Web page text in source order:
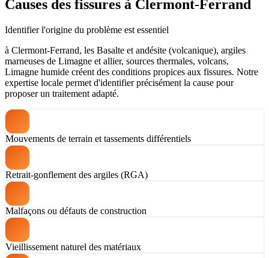
Causes des fissures à Clermont-Ferrand
Identifier l'origine du problème est essentiel
à Clermont-Ferrand, les Basalte et andésite (volcanique), argiles
marneuses de Limagne et allier, sources thermales, volcans,
Limagne humide créent des conditions propices aux fissures. Notre
expertise locale permet d'identifier précisément la cause pour
proposer un traitement adapté.
Mouvements de terrain et tassements différentiels
Retrait-gonflement des argiles (RGA)
Malfaçons ou défauts de construction
Vieillissement naturel des matériaux